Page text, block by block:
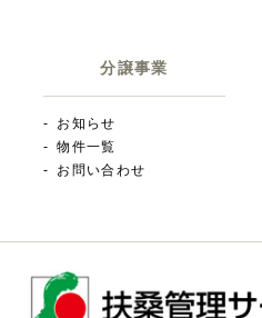
分譲事業
お知らせ
物件一覧
お問い合わせ